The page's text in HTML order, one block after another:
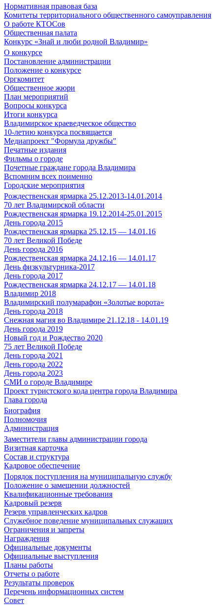
Нормативная правовая база
Комитеты территориального общественного самоуправления
О работе КТОСов
Общественная палата
Конкурс «Знай и люби родной Владимир»
О конкурсе
Постановление администрации
Положение о конкурсе
Оргкомитет
Общественное жюри
План мероприятий
Вопросы конкурса
Итоги конкурса
Владимирское краеведческое общество
10-летию конкурса посвящается
Медиапроект "Формула дружбы"
Печатные издания
Фильмы о городе
Почетные граждане города Владимира
Вспомним всех поименно
Городские мероприятия
Рождественская ярмарка 25.12.2013-14.01.2014
70 лет Владимирской области
Рождественская ярмарка 19.12.2014-25.01.2015
День города 2015
Рождественская ярмарка 25.12.15 — 14.01.16
70 лет Великой Победе
День города 2016
Рождественская ярмарка 24.12.16 — 14.01.17
День физкультурника-2017
День города 2017
Рождественская ярмарка 24.12.17 — 14.01.18
Владимир 2018
Владимирский полумарафон «Золотые ворота»
День города 2018
Снежная магия во Владимире 21.12.18 - 14.01.19
День города 2019
Новый год и Рождество 2020
75 лет Великой Победе
День города 2021
День города 2022
День города 2023
СМИ о городе Владимире
Проект туристского кода центра города Владимира
Глава города
Биография
Полномочия
Администрация
Заместители главы администрации города
Визитная карточка
Состав и структура
Кадровое обеспечение
Порядок поступления на муниципальную службу
Положение о замещении должностей
Квалификационные требования
Кадровый резерв
Резерв управленческих кадров
Служебное поведение муниципальных служащих
Ограничения и запреты
Награждения
Официальные документы
Официальные выступления
Планы работы
Отчеты о работе
Результаты проверок
Перечень информационных систем
Совет